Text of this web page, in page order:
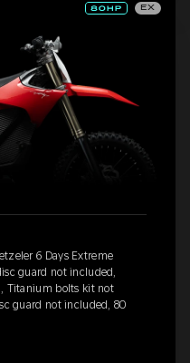
EX
6 Days Extreme
guard not included,
Titanium bolts kit not
guard not included, 80